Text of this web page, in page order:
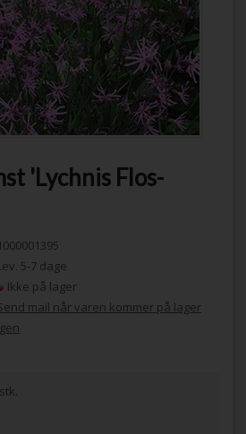
'Lychnis Flos-
5-7 dage
Ikke på lager
mail når varen kommer på lager